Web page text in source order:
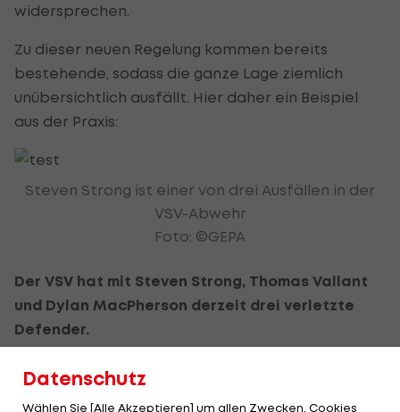
widersprechen.
Zu dieser neuen Regelung kommen bereits
bestehende, sodass die ganze Lage ziemlich
unübersichtlich ausfällt. Hier daher ein Beispiel
aus der Praxis:
Steven Strong ist einer von drei Ausfällen in der
VSV-Abwehr
Foto: ©GEPA
Der VSV hat mit Steven Strong, Thomas Vallant
und Dylan MacPherson derzeit drei verletzte
Defender.
Können sie einen neuen Legionär aus dem Ausland
holen?
Datenschutz
Wählen Sie [Alle Akzeptieren] um allen Zwecken, Cookies